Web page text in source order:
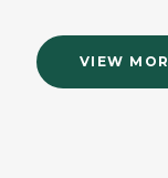
VIEW